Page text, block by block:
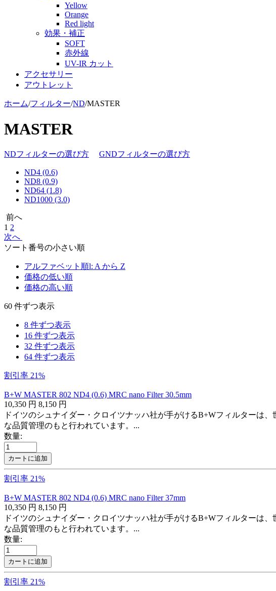
Yellow
Orange
Red light
効果・補正
SOFT
赤外線
UV-IR カット
アクセサリー
アウトレット
ホーム/フィルター/ND/MASTER
MASTER
NDフィルターの選び方 GNDフィルターの選び方
ND4 (0.6)
ND8 (0.9)
ND64 (1.8)
ND1000 (3.0)
前へ
1 2
次へ
ソート番号の小さい順
アルファベット順l: A から Z
価格の低い順
価格の高い順
60 件ずつ表示
8 件ずつ表示
16 件ずつ表示
32 件ずつ表示
64 件ずつ表示
割引率 21%
B+W MASTER 802 ND4 (0.6) MRC nano Filter 30.5mm
10,350 円 8,150 円
ドイツのシュナイダー・クロイツナッハ社が手がけるB+Wフィルターは
な品質管理のもと行われています。...
数量:
カートに追加
割引率 21%
B+W MASTER 802 ND4 (0.6) MRC nano Filter 37mm
10,350 円 8,150 円
ドイツのシュナイダー・クロイツナッハ社が手がけるB+Wフィルターは
な品質管理のもと行われています。...
数量:
カートに追加
割引率 21%